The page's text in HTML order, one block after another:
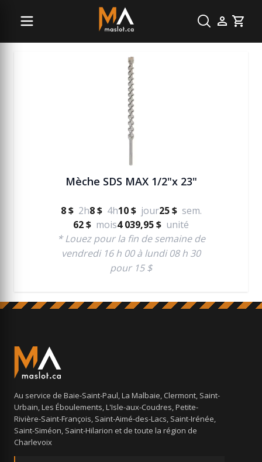
Cart
Béton
Mèche SDS MAX 1/2"x 23"
8 $ 2h8 $ 4h10 $ jour25 $ sem.
62 $ mois4 039,95 $ unité
* Louez pour la fin de semaine de
vendredi 16 h 00 à lundi 08 h 30
pour 15 $
Au service de Baie-Saint-Paul, La Malbaie, Clermont, Saint-
Urbain, Les Éboulements, L'Isle-aux-Coudres, Petite-
Rivière-Saint-François, Saint-Aimé-des-Lacs, Saint-Irénée,
Saint-Siméon, Saint-Hilarion et de toute la région de
Charlevoix